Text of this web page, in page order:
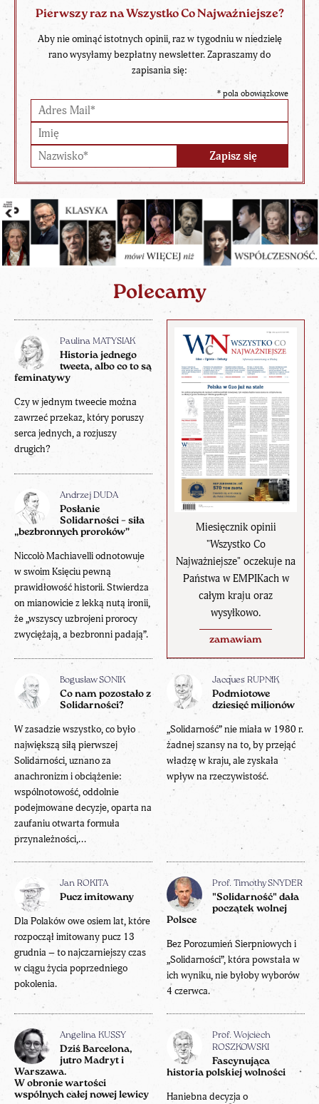
Pierwszy raz na Wszystko Co Najważniejsze?
Aby nie ominąć istotnych opinii, raz w tygodniu w niedzielę
rano wysyłamy bezpłatny newsletter. Zapraszamy do
zapisania się:
* pola obowiązkowe
Polecamy
Miesięcznik opinii
"Wszystko Co
Najważniejsze" oczekuje na
Państwa w EMPIKach w
całym kraju oraz
wysyłkowo.
zamawiam
Paulina MATYSIAK
Historia jednego
tweeta, albo co to są
feminatywy
Czy w jednym tweecie można
zawrzeć przekaz, który poruszy
serca jednych, a rozjuszy
drugich?
Andrzej DUDA
Posłanie
Solidarności – siła
„bezbronnych proroków”
Niccolò Machiavelli odnotowuje
w swoim Księciu pewną
prawidłowość historii. Stwierdza
on mianowicie z lekką nutą ironii,
że „wszyscy uzbrojeni prorocy
zwyciężają, a bezbronni padają”.
Bogusław SONIK
Co nam pozostało z
Solidarności?
W zasadzie wszystko, co było
największą siłą pierwszej
Solidarności, uznano za
anachronizm i obciążenie:
wspólnotowość, oddolnie
podejmowane decyzje, oparta na
zaufaniu otwarta formuła
przynależności,...
Jacques RUPNIK
Podmiotowe
dziesięć milionów
„Solidarność” nie miała w 1980 r.
żadnej szansy na to, by przejąć
władzę w kraju, ale zyskała
wpływ na rzeczywistość.
Jan ROKITA
Pucz imitowany
Dla Polaków owe osiem lat, które
rozpoczął imitowany pucz 13
grudnia – to najczarniejszy czas
w ciągu życia poprzedniego
pokolenia.
Prof. Timothy SNYDER
"Solidarność" dała
początek wolnej
Polsce
Bez Porozumień Sierpniowych i
„Solidarności”, która powstała w
ich wyniku, nie byłoby wyborów
4 czerwca.
Angelina KUSSY
Dziś Barcelona,
jutro Madryt i
Warszawa.
W obronie wartości
wspólnych całej nowej lewicy
Prof. Wojciech
ROSZKOWSKI
Fascynująca
historia polskiej wolności
Haniebna decyzja o